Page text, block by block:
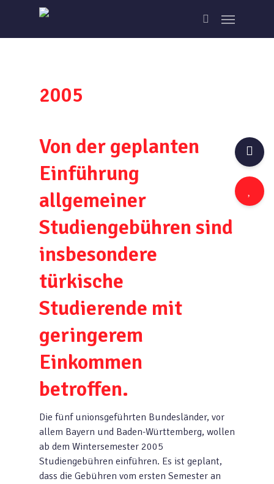
main
search
Menu
2005
Von der geplanten
Einführung
allgemeiner
Studiengebühren sind
insbesondere
türkische
Studierende mit
geringerem
Einkommen
betroffen.
Die fünf unionsgeführten Bundesländer, vor
allem Bayern und Baden-Württemberg, wollen
ab dem Wintersemester 2005
Studiengebühren einführen. Es ist geplant,
dass die Gebühren vom ersten Semester an